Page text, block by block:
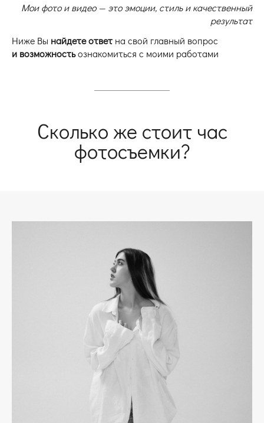
Мои фото и видео — это эмоции, стиль и качественный
результат
Ниже Вы найдете ответ на свой главный вопрос
и возможностьознакомиться с моими работами
Сколько же стоит час
фотосъемки?